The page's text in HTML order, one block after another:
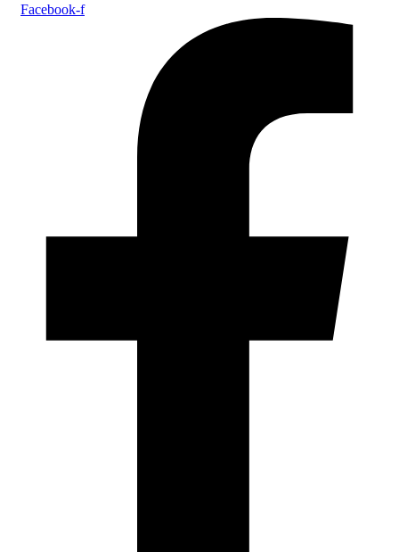
Facebook-f